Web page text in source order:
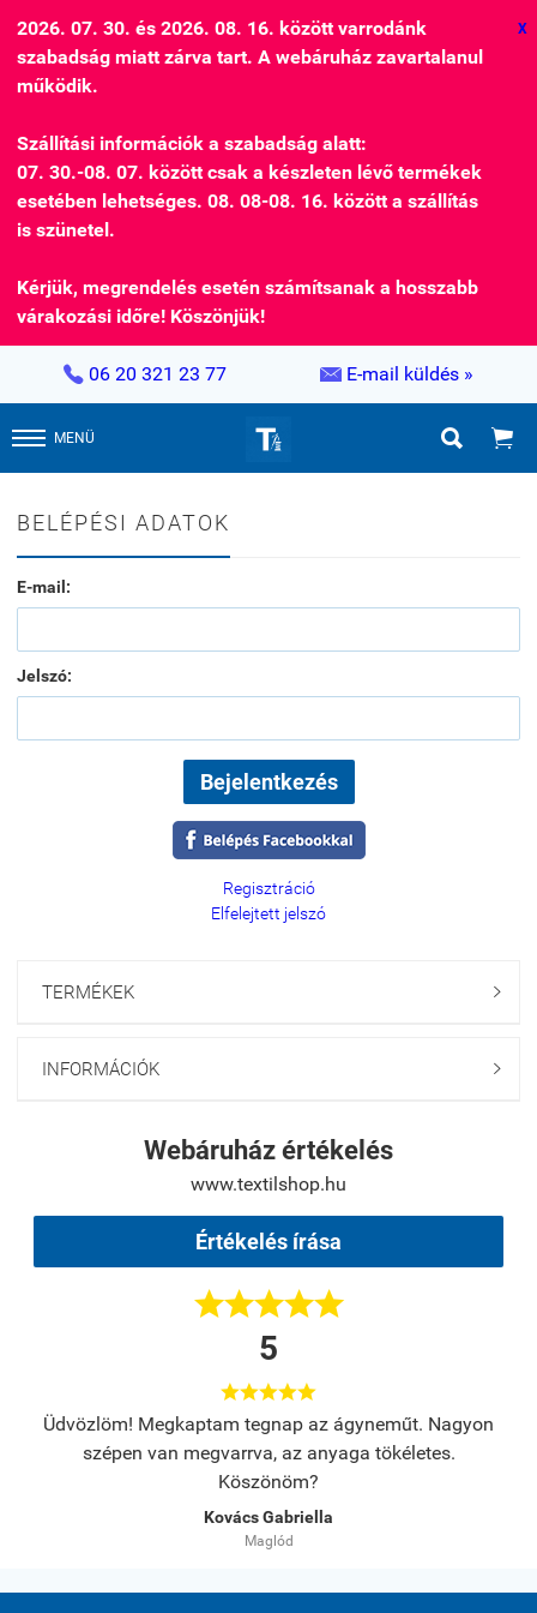
2026. 07. 30. és 2026. 08. 16. között varrodánk
szabadság miatt zárva tart. A webáruház zavartalanul
működik.
Szállítási információk a szabadság alatt:
07. 30.-08. 07. között csak a készleten lévő termékek
esetében lehetséges. 08. 08-08. 16. között a szállítás
is szünetel.
Kérjük, megrendelés esetén számítsanak a hosszabb
várakozási időre! Köszönjük!
X
 06 20 321 23 77  E-mail küldés »
MENÜ  
BELÉPÉSI ADATOK
E-mail:
Jelszó:
Regisztráció
Elfelejtett jelszó
TERMÉKEK 
INFORMÁCIÓK 
Webáruház értékelés
www.textilshop.hu
Értékelés írása

5

Üdvözlöm! Megkaptam tegnap az ágyneműt. Nagyon
szépen van megvarrva, az anyaga tökéletes.
Köszönöm?
Kovács Gabriella
Maglód